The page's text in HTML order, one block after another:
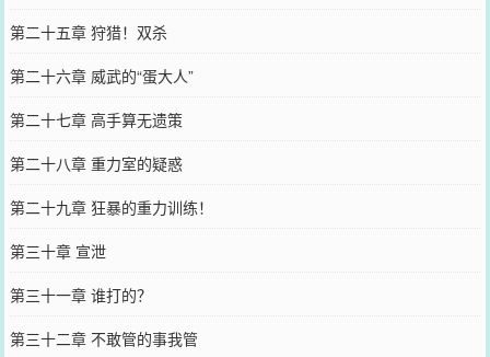
第二十五章 狩猎！双杀
第二十六章 威武的“蛋大人”
第二十七章 高手算无遗策
第二十八章 重力室的疑惑
第二十九章 狂暴的重力训练！
第三十章 宣泄
第三十一章 谁打的？
第三十二章 不敢管的事我管